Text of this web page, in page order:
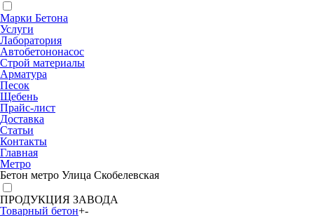
Марки Бетона
Услуги
Лаборатория
Автобетононасос
Строй материалы
Арматура
Песок
Щебень
Прайс-лист
Доставка
Статьи
Контакты
Главная
Метро
Бетон метро Улица Скобелевская
ПРОДУКЦИЯ ЗАВОДА
Товарный бетон+-